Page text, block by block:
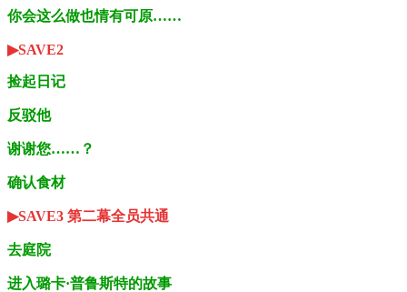
你会这么做也情有可原……
▶SAVE2
捡起日记
反驳他
谢谢您……？
确认食材
▶SAVE3 第二幕全员共通
去庭院
进入璐卡·普鲁斯特的故事